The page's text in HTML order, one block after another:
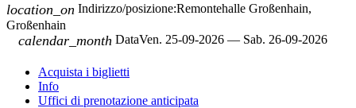
location_on Indirizzo/posizione:Remontehalle Großenhain,
Großenhain
calendar_month DataVen. 25-09-2026 — Sab. 26-09-2026
Acquista i biglietti
Info
Uffici di prenotazione anticipata